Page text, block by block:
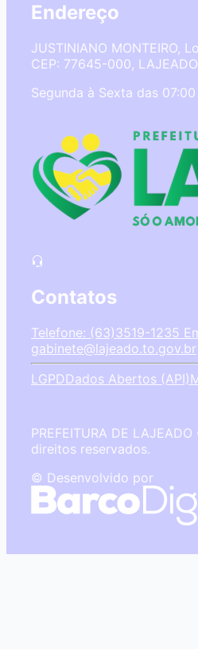
Endereço
JUSTINIANO MONTEIRO,
CEP: 77645-000,
Segunda à Sexta das
Contatos
Telefone: (63)3519-1235
gabinete@lajeado.to.gov.br
LGPDDados Abertos (API)
PREFEITURA DE
direitos reservados.
© Desenvolvido por